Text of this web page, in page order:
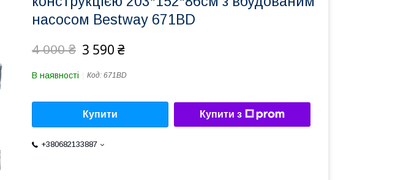
насосом Bestway 671BD
4 000 ₴ 3 590 ₴
В наявності Код: 671BD
Купити Купити з
+380682133887